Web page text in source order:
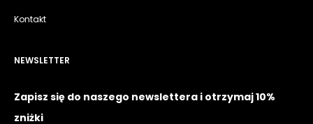
Kontakt
NEWSLETTER
Zapisz się do naszego newslettera i otrzymaj 10%
zniżki